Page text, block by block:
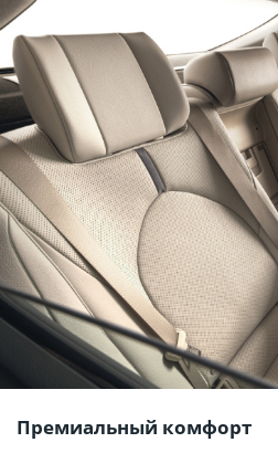
Премиальный комфорт